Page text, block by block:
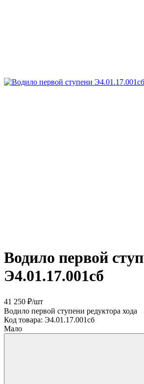
Водило первой
Э4.01.17.001сб
41 250 ₽/шт
Водило первой ступени редуктора хода
Код товара: Э4.01.17.001сб
Мало